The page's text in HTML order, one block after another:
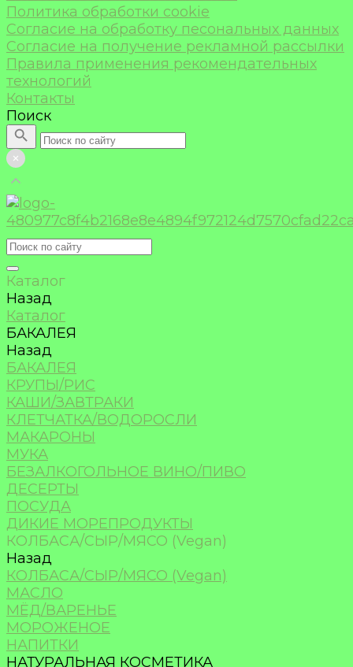
Политика обработки cookie
Согласие на обработку песональных данных
Согласие на получение рекламной рассылки
Правила применения рекомендательных
технологий
Контакты
Поиск
Каталог
Назад
Каталог
БАКАЛЕЯ
Назад
БАКАЛЕЯ
КРУПЫ/РИС
КАШИ/ЗАВТРАКИ
КЛЕТЧАТКА/ВОДОРОСЛИ
МАКАРОНЫ
МУКА
БЕЗАЛКОГОЛЬНОЕ ВИНО/ПИВО
ДЕСЕРТЫ
ПОСУДА
ДИКИЕ МОРЕПРОДУКТЫ
КОЛБАСА/СЫР/МЯСО (Vegan)
Назад
КОЛБАСА/СЫР/МЯСО (Vegan)
МАСЛО
МЁД/ВАРЕНЬЕ
МОРОЖЕНОЕ
НАПИТКИ
НАТУРАЛЬНАЯ КОСМЕТИКА